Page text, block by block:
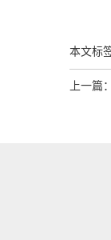
本文标
上一篇：